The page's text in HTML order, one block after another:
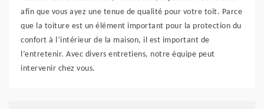
afin que vous ayez une tenue de qualité pour votre toit. Parce
que la toiture est un élément important pour la protection du
confort à l’intérieur de la maison, il est important de
l’entretenir. Avec divers entretiens, notre équipe peut
intervenir chez vous.